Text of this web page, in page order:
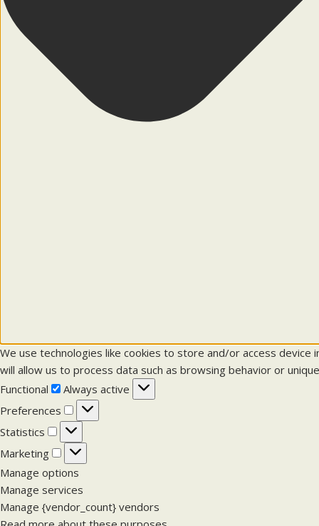
We use technologies like cookies to store and/or access
will allow us to process data such as browsing behavior or
Functional
F
u
n
i
o
n
Always active
Preferences
P
r
e
f
e
r
e
Statistics
t
a
t
i
s
Marketing
M
a
r
k
e
Manage options
Manage services
Manage {vendor_count} vendors